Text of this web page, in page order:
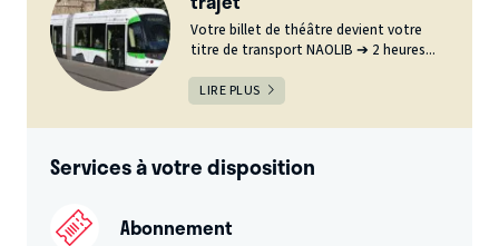
Votre billet de théâtre devient votre
titre de transport NAOLIB ➔ 2 heures...
LIRE PLUS
Services à votre disposition
Abonnement